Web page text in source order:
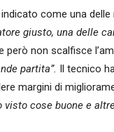
come una
giusto, una delle
non scalfisce
partita”. Il tecnico
margini di
cose buone e